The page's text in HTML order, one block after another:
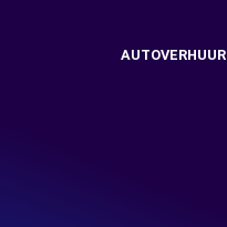
AUTOVERHUUR